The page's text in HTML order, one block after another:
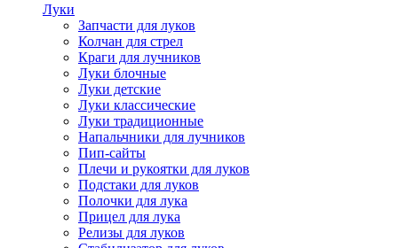
Луки
Запчасти для луков
Колчан для стрел
Краги для лучников
Луки блочные
Луки детские
Луки классические
Луки традиционные
Напальчники для лучников
Пип-сайты
Плечи и рукоятки для луков
Подстаки для луков
Полочки для лука
Прицел для лука
Релизы для луков